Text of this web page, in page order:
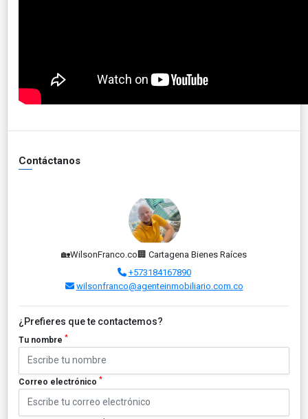
Contáctanos
🏡WilsonFranco.co🏢 Cartagena Bienes Raíces
+573184167890
wilsonfranco@agenteinmobiliario.com.co
¿Prefieres que te contactemos?
Tu nombre *
Correo electrónico *